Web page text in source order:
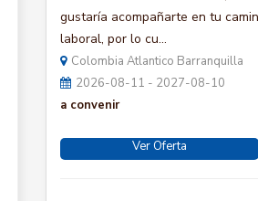
gustaría acompañarte en tu
laboral, por lo cu...
Colombia Atlantico Barranquilla
2026-08-11 - 2027-08-10
a convenir
Ver Oferta